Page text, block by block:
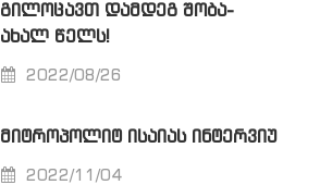
ᲒᲘᲚᲝᲪᲐᲕᲗ ᲓᲐᲛᲓᲔᲒ ᲨᲝᲑᲐ-
ᲐᲮᲐᲚ ᲬᲔᲚᲡ!
2022/08/26
ᲛᲘᲢᲠᲝᲞᲝᲚᲘᲢ ᲘᲡᲐᲘᲐᲡ ᲘᲜᲢᲔᲠᲕᲘᲣ
2022/11/04